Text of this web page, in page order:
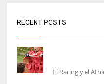
RECENT POSTS
El Racing y el